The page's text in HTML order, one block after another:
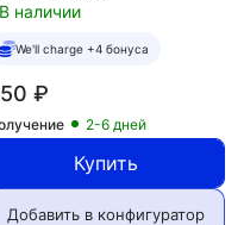
В наличии
We'll charge +4 бонуса
₽
2-6 дней
Купить
Добавить в конфигуратор